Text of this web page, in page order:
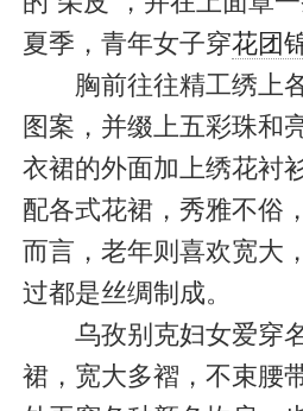
夏季，青年女子穿花团
胸前往往精工绣上各
图案，并缀上五彩珠和
衣裙的外面加上绣花衬
配各式花裙，秀雅不俗
而言，老年则喜欢宽大
过都是丝绸制成。
乌孜别克妇女爱穿名
裙，宽大多褶，不束腰